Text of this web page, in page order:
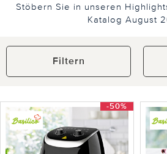
Stöbern Sie in unseren
Katalog August
Filtern
-50%